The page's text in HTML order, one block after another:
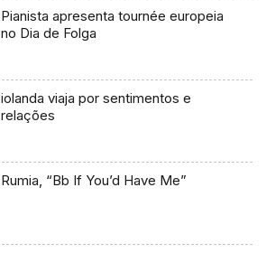
Pianista apresenta tournée europeia
no Dia de Folga
iolanda viaja por sentimentos e
relações
Rumia, “Bb If You’d Have Me”